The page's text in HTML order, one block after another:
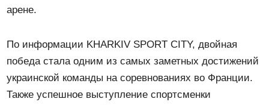
арене.
По информации KHARKIV SPORT CITY, двойная
победа стала одним из самых заметных достижений
украинской команды на соревнованиях во Франции.
Также успешное выступление спортсменки